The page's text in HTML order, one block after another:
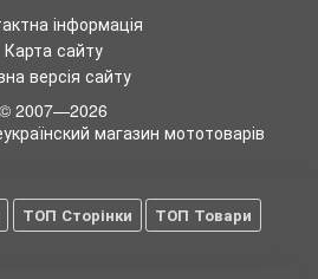
тому їх якість безпосередньо
та ефективність
заміна старих та зношених шин є
руху.
- це просто зараз! Ви можете
прямо до дверей. Ми пропонуємо
провідних виробників, які
та довговічність. Зробіть свій
інформація
Карта сайту
версія сайту
© 2007—2026
магазин мототоварів
ТОП Сторінки
ТОП Товари